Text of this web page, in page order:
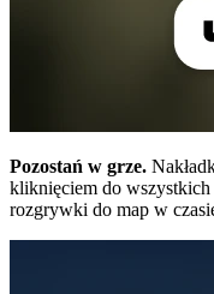
Pozostań w grze.
kliknięciem do wszystkich
rozgrywki do map w